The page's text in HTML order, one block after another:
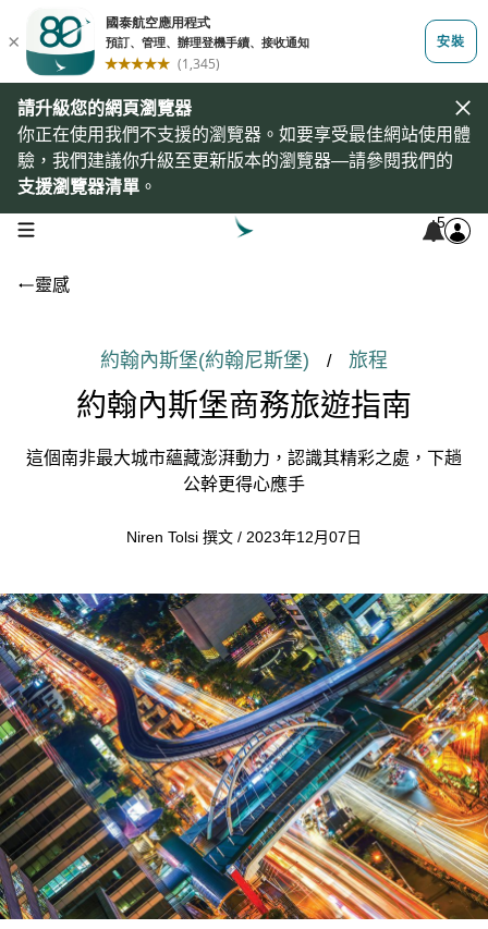
請升級您的網頁瀏覽器
你正在使用我們不支援的瀏覽器。如要享受最佳網站使用體
驗，我們建議你升級至更新版本的瀏覽器—請參閱我們的
支援瀏覽器清單 。
open navigation menu 5
靈感
約翰內斯堡(約翰尼斯堡) / 旅程
約翰內斯堡商務旅遊指南
這個南非最大城市蘊藏澎湃動力，認識其精彩之處，下趟
公幹更得心應手
Niren Tolsi 撰文 / 2023年12月07日